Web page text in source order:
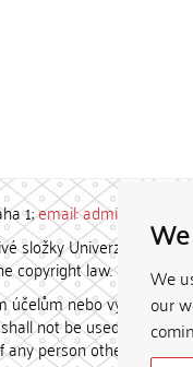
We
our
1;email: admin-repozitar
složky Univerzity
copyright law.
nebo vydávány
not be used for any
person other than the